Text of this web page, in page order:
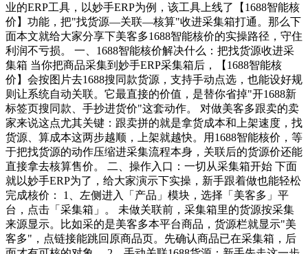
业的ERP工具，以妙手ERP为例，该工具上线了【1688智能核
价】功能，把"找货源—关联—核算"收进采集箱打通。那么下
面本文就给大家分享下美客多1688智能核价的实操路径，守住
利润不亏损。 一、1688智能核价解决什么：把找货源收进采
集箱 当你把商品采集到妙手ERP采集箱后，【1688智能核
价】会按图片去1688搜同款货源，支持手动点选，也能设好规
则让系统自动关联。它最直接的价值，是替你省掉"开1688新
标签页搜同款、手抄进货价"这套动作。 对做美客多跟卖的卖
家来说这点尤其关键：跟卖拼的就是拿货成本和上架速度，找
货源、算成本这两步越顺，上架就越快。用1688智能核价，等
于把找货源的动作压缩进采集流程本身，关联后的货源价还能
直接拿去核算售价。 二、操作入口：一切从采集箱开始 下面
就以妙手ERP为了，给大家演示下实操，新手跟着做也能轻松
完成核价： 1、左侧进入「产品」模块，选择「美客多」平
台，点击「采集箱」。 未做关联前，采集箱里的货源按采集
来源显示。比如采的是美客多本平台商品，货源栏就显示"美
客多"，点链接能跳回原商品页。先确认商品已在采集箱，后